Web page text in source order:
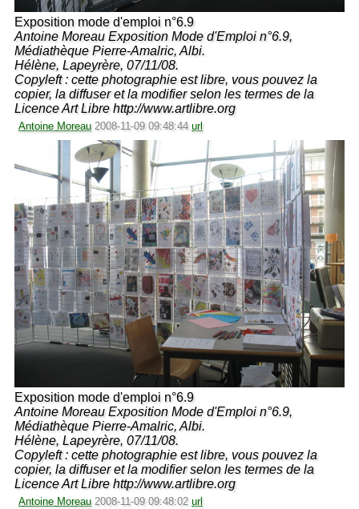
Exposition mode d'emploi n°6.9
Antoine Moreau Exposition Mode d'Emploi n°6.9,
Médiathèque Pierre-Amalric, Albi.
Hélène, Lapeyrère, 07/11/08.
Copyleft : cette photographie est libre, vous pouvez la
copier, la diffuser et la modifier selon les termes de la
Licence Art Libre http://www.artlibre.org
Antoine Moreau 2008-11-09 09:48:44 url
Exposition mode d'emploi n°6.9
Antoine Moreau Exposition Mode d'Emploi n°6.9,
Médiathèque Pierre-Amalric, Albi.
Hélène, Lapeyrère, 07/11/08.
Copyleft : cette photographie est libre, vous pouvez la
copier, la diffuser et la modifier selon les termes de la
Licence Art Libre http://www.artlibre.org
Antoine Moreau 2008-11-09 09:48:02 url